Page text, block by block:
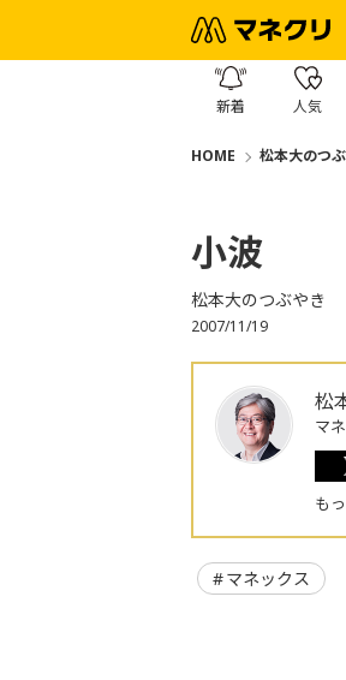
新着 人気
HOME 松本大のつ
小波
松本大のつぶやき
2007/11/19
松
マ
も
マネックス